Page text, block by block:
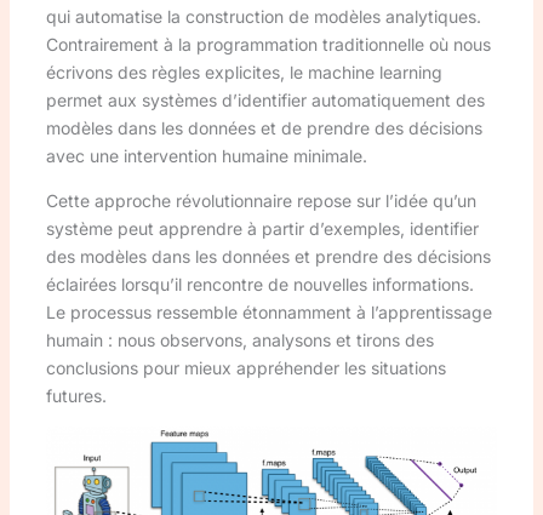
qui automatise la construction de modèles analytiques.
Contrairement à la programmation traditionnelle où nous
écrivons des règles explicites, le machine learning
permet aux systèmes d’identifier automatiquement des
modèles dans les données et de prendre des décisions
avec une intervention humaine minimale.
Cette approche révolutionnaire repose sur l’idée qu’un
système peut apprendre à partir d’exemples, identifier
des modèles dans les données et prendre des décisions
éclairées lorsqu’il rencontre de nouvelles informations.
Le processus ressemble étonnamment à l’apprentissage
humain : nous observons, analysons et tirons des
conclusions pour mieux appréhender les situations
futures.